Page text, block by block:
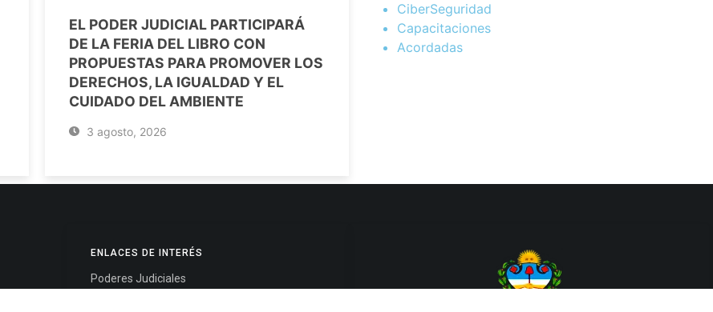
EL PODER JUDICIAL PARTICIPARÁ
DE LA FERIA DEL LIBRO CON
PROPUESTAS PARA PROMOVER LOS
DERECHOS, LA IGUALDAD Y EL
CUIDADO DEL AMBIENTE
3 agosto, 2026
CiberSeguridad
Capacitaciones
Acordadas
ENLACES DE INTERÉS
Poderes Judiciales